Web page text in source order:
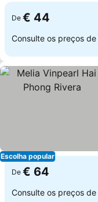
De € 44
Consulte os preços de
Escolha popular
De € 64
Consulte os preços de